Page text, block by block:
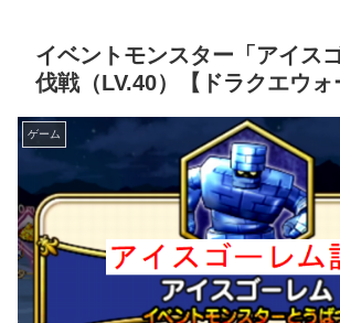
イベントモンスター「アイス
伐戦（LV.40）【ドラクエウォ
ゲーム